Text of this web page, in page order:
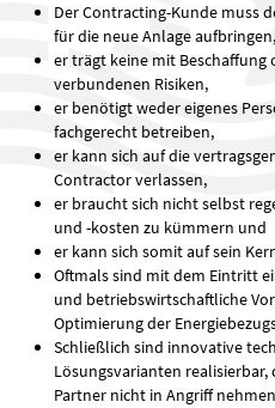
Der Contracting-Kunde muss
für die neue Anlage aufbringen,
er trägt keine mit Beschaffung
verbundenen Risiken,
er benötigt weder eigenes
fachgerecht betreiben,
er kann sich auf die
Contractor verlassen,
er braucht sich nicht selbst
und -kosten zu kümmern und
er kann sich somit auf sein
Oftmals sind mit dem Eintritt
und betriebswirtschaftliche
Optimierung der
Schließlich sind innovative
Lösungsvarianten
Partner nicht in Angriff